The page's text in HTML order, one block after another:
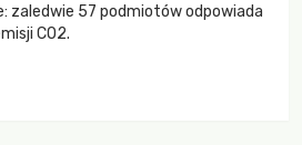
zaledwie 57 podmiotów odpowiada
CO2.